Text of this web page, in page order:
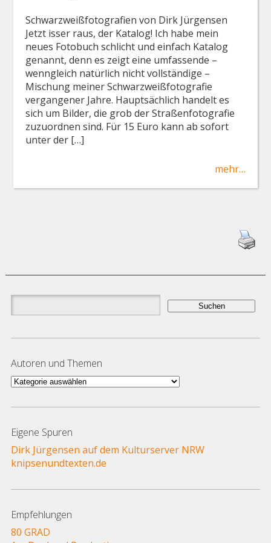
Schwarzweißfotografien von Dirk Jürgensen
Jetzt isser raus, der Katalog! Ich habe mein
neues Fotobuch schlicht und einfach Katalog
genannt, denn es zeigt eine umfassende –
wenngleich natürlich nicht vollständige –
Mischung meiner Schwarzweißfotografie
vergangener Jahre. Hauptsächlich handelt es
sich um Bilder, die grob der Straßenfotografie
zuzuordnen sind. Für 15 Euro kann ab sofort
unter der […]
mehr…
Suchen
nach:
Autoren und Themen
Autoren
Themen
Eigene Spuren
Dirk Jürgensen auf dem Kulturserver NRW
knipsenundtexten.de
Empfehlungen
80 GRAD